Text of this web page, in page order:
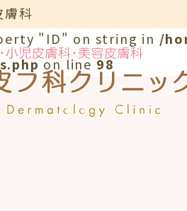
"ID" on string in /
on line98
膚科